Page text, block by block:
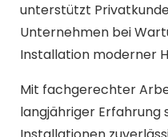
unterstützt
Unternehmen bei
Installation moderner
Mit fachgerechter
langjähriger Erfahrung